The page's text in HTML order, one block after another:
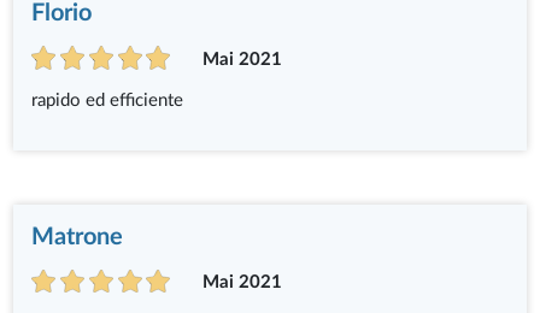
Florio
Mai 2021
rapido ed efficiente
Matrone
Mai 2021